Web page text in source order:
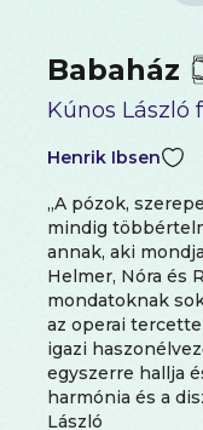
Babaház
Kúnos László
Henrik Ibsen
„A pózok,
mindig
annak, aki
Helmer, Nóra és
mondatoknak
az operai
igazi
egyszerre hallja
harmónia és a
László